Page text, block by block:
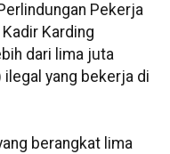
Pekerja
Karding
dari lima juta
yang bekerja di
berangkat lima